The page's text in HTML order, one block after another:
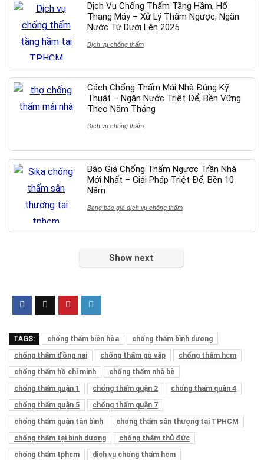
Dịch Vụ Chống Thấm Tầng Hầm, Hố
Thang Máy – Xử Lý Thấm Ngược, Ngăn
Nước Từ Dưới Lên 2025
Dịch vụ chống thấm
Cách Chống Thấm Mái Nhà Đúng Kỹ
Thuật – Ngăn Nước Triệt Để, Bền Vững
Theo Năm Tháng
Dịch vụ chống thấm
Báo Giá Chống Thấm Ngược Trần Nhà
Mới Nhất – Giải Pháp Triệt Để, Bền 10
Năm
Bảng báo giá dịch vụ chống thấm
Show next
TAGS: chống thấm biên hòa
chống thấm bình dương
chống thấm đồng nai
chống thấm gò vấp
chống thấm hcm
chống thấm hồ chí minh
chống thấm nhà bè
chống thấm quận 1
chống thấm quận 2
chống thấm quận 4
chống thấm quận 5
chống thấm quận 7
chống thấm quận tân bình
chống thấm sân thượng tại TPHCM
chống thấm tại bình dương
chống thấm thủ đức
chống thấm tphcm
dịch vụ chống thấm hcm